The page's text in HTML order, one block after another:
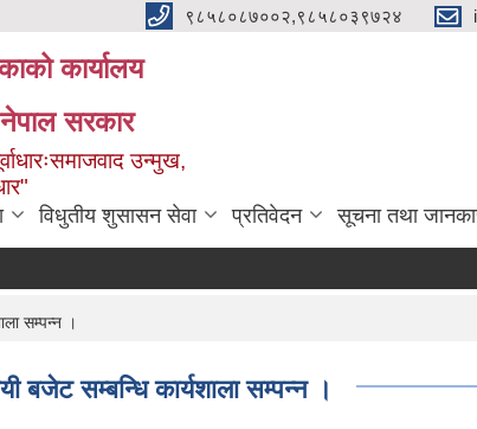
९८५८०८७००२,९८५८०३९७२४
कार्यालय
सरकार
उन्मुख,
विधुतीय शुसासन सेवा प्रतिवेदन सूचना तथा
सम्पन्न ।
बजेट सम्बन्धि कार्यशाला सम्पन्न ।